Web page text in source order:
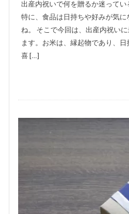
出産内祝いで何を贈るか迷ってい
特に、食品は日持ちや好みが気
ね。 そこで今回は、出産内祝い
ます。お米は、縁起物であり、
喜 […]